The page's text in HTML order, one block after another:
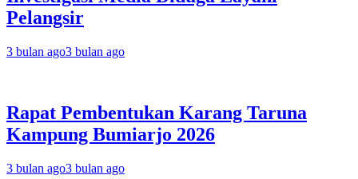
Pelangsir
3 bulan ago3 bulan ago
Rapat Pembentukan Karang Taruna
Kampung Bumiarjo 2026
3 bulan ago3 bulan ago